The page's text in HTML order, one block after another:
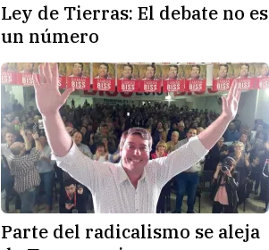
Ley de Tierras: El debate no es
un número
Parte del radicalismo se aleja